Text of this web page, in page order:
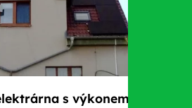
s výkonem 5,4 k